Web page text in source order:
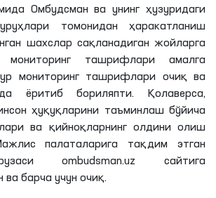
Омбудсман ва унинг ҳузуридаги
томонидан ҳаракатланиш
шахслар сақланадиган жойларга
ташрифлари амалга
мониторинг ташрифлари очиқ ва
ёритиб бориляпти. Қолаверса,
ҳуқуқларини таъминлаш бўйича
ва қийноқларнинг олдини олиш
палаталарига тақдим этган
ombudsman.uz сайтига
барча учун очиқ.